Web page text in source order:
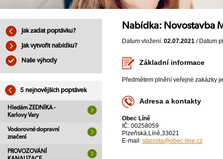
Jak zadat poptávku?
Jak vytvořit nabídku?
Naše výhody
5 nejnovějších poptávek
Hledám ZEDNÍKA -
Karlovy Vary
Vodorovné dopravní
značení
PROVOZOVÁNÍ
Nabídka: Novostavba
Datum vložení: 02.07.2021 / Datum
Základní informace
Předmětem plnění veřejné zakázky
Adresa a kontakty
Obec Líně
IČ: 00258059
Plzeňská,Líně,33021
E-mail: starosta@obec-line.cz